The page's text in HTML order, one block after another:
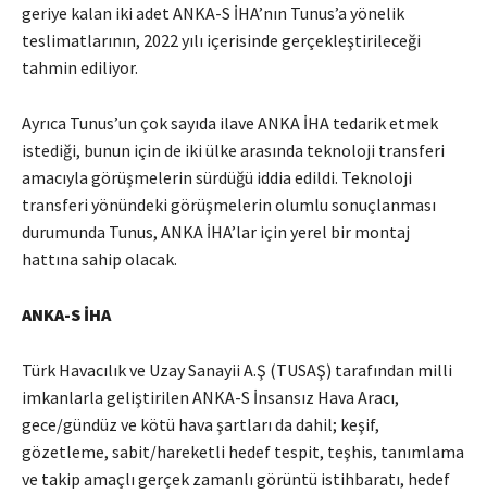
geriye kalan iki adet ANKA-S İHA’nın Tunus’a yönelik
teslimatlarının, 2022 yılı içerisinde gerçekleştirileceği
tahmin ediliyor.
Ayrıca Tunus’un çok sayıda ilave ANKA İHA tedarik etmek
istediği, bunun için de iki ülke arasında teknoloji transferi
amacıyla görüşmelerin sürdüğü iddia edildi. Teknoloji
transferi yönündeki görüşmelerin olumlu sonuçlanması
durumunda Tunus, ANKA İHA’lar için yerel bir montaj
hattına sahip olacak.
ANKA-S İHA
Türk Havacılık ve Uzay Sanayii A.Ş (TUSAŞ) tarafından milli
imkanlarla geliştirilen ANKA-S İnsansız Hava Aracı,
gece/gündüz ve kötü hava şartları da dahil; keşif,
gözetleme, sabit/hareketli hedef tespit, teşhis, tanımlama
ve takip amaçlı gerçek zamanlı görüntü istihbaratı, hedef